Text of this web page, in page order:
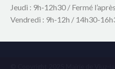
Jeudi : 9h-12h30 / Fermé
Vendredi : 9h-12h / 14h30-